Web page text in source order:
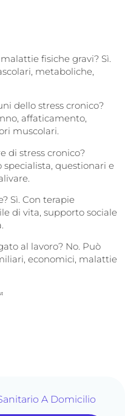
fisiche gravi? Sì.
metaboliche,
dello stress cronico?
affaticamento,
muscolari.
di stress cronico?
questionari e
Sì. Con terapie
di vita, supporto sociale
al lavoro? No. Può
economici, malattie
A Domicilio